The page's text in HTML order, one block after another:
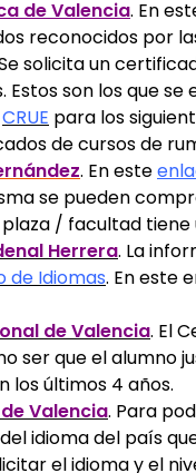
de Valencia. En
reconocidos por
solicita un
Estos son los que
CRUE para los
de cursos de
. En este
se pueden
/ facultad tiene
Herrera. La
de Idiomas. En este
de Valencia. El
ser que el alumno
los últimos 4 años.
Valencia. Para
idioma del país
el idioma y el